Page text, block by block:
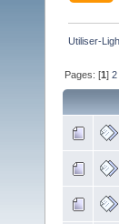
Utiliser-
Pages: [1]2